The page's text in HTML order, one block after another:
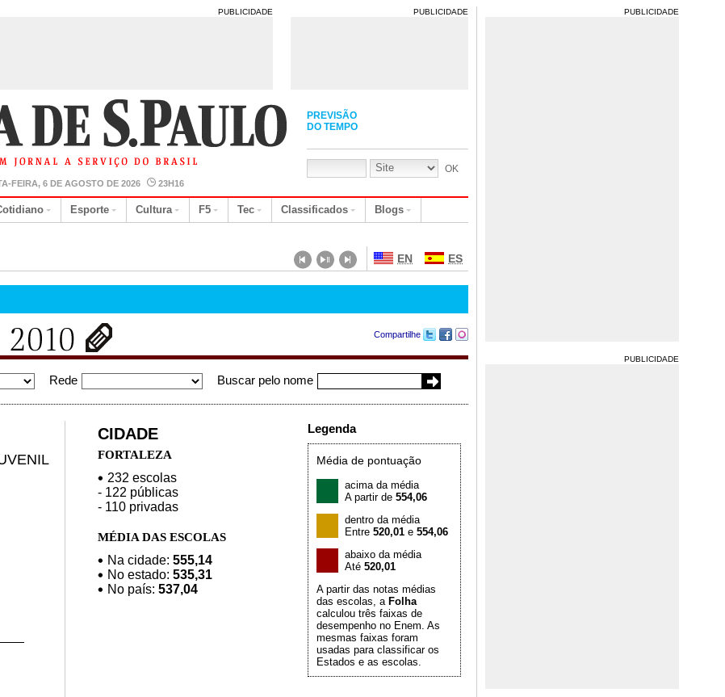
PUBLICIDADE PUBLICIDADE
FEIRA, 6 DE AGOSTO DE 2026 23H16
PREVISÃO
DO TEMPO
Esporte Cultura F5 Tec Classificados
Blogs
EN ES
Compartilhe
Rede Buscar pelo nome
CIDADE
FORTALEZA
232 escolas
- 122 públicas
- 110 privadas
MÉDIA DAS ESCOLAS
Na cidade: 555,14
No estado: 535,31
No país: 537,04
Legenda
Média de pontuação
acima da média
A partir de 554,06
dentro da média
Entre 520,01 e 554,06
abaixo da média
Até 520,01
A partir das notas médias
das escolas, a Folha
calculou três faixas de
desempenho no Enem. As
mesmas faixas foram
usadas para classificar os
Estados e as escolas.
PUBLICIDADE
PUBLICIDADE